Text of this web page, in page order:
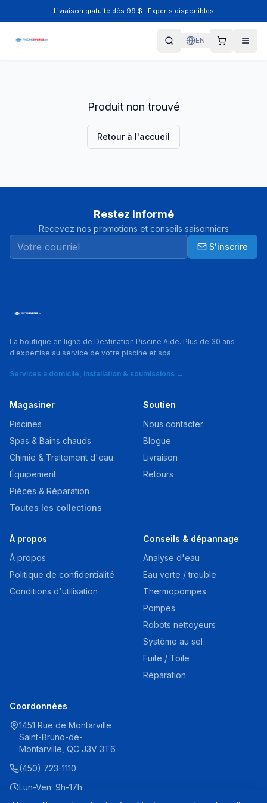
Livraison gratuite dès 99 $ | Experts disponibles
EN
Produit non trouvé
Retour à l'accueil
Restez informé
Recevez nos promotions et conseils saisonniers
S'inscrire
La boutique en ligne de Destination Piscine Aide. Plus de 30 ans
d'expertise au service de votre piscine et spa.
Services à domicile, installation & soumissions →
Magasiner
Piscines
Spas & Bains chauds
Chimie & Traitement d'eau
Équipement
Pièces & Réparation
Toutes les collections
Soutien
Nous contacter
Blogue
Livraison
Retours
À propos
À propos
Politique de confidentialité
Conditions d'utilisation
Conseils & dépannage
Analyse d'eau
Eau verte / trouble
Thermopompes
Pompes
Robots nettoyeurs
Système au sel
Fuite / Toile
Réparation
Coordonnées
1451 Rue de Montarville
Saint-Bruno-de-
Montarville, QC J3V 3T6
(450) 723-1110
Lun-Ven: 9h-17h